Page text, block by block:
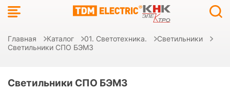
Главная Каталог 01. Светотехника.
Светильники
Светильники СПО БЭМЗ
Светильники СПО БЭМЗ